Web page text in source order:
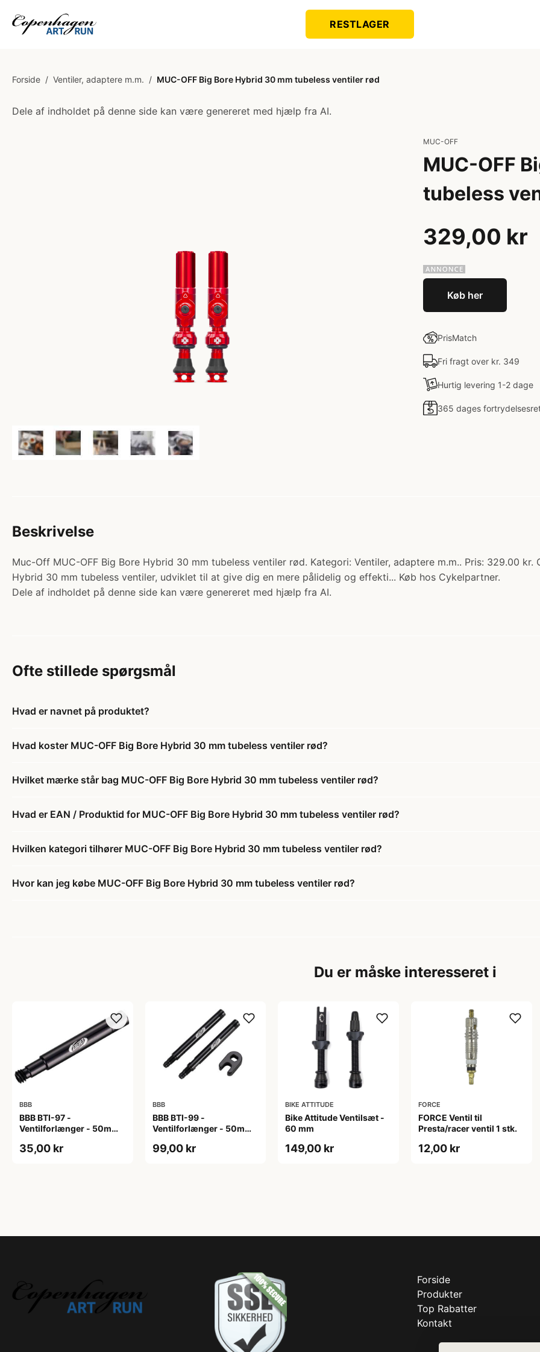
RESTLAGER
Forside / Ventiler, adaptere m.m. / MUC-OFF Big Bore Hybrid 30 mm tubeless ventiler rød
Dele af indholdet på denne side kan være genereret med hjælp fra AI.
MUC-OFF
MUC-OFF
tubeless
329,00 kr
Køb her
PrisMatch
Fri fragt over kr. 349
Hurtig levering 1-2 dage
365 dages
Beskrivelse
Muc-Off MUC-OFF Big Bore Hybrid 30 mm tubeless ventiler rød. Kategori: Ventiler, adaptere m.m.. Pris: 329.00
Hybrid 30 mm tubeless ventiler, udviklet til at give dig en mere pålidelig og effekti... Køb hos Cykelpartner.
Dele af indholdet på denne side kan være genereret med hjælp fra AI.
Ofte stillede spørgsmål
Hvad er navnet på produktet?
Hvad koster MUC-OFF Big Bore Hybrid 30 mm tubeless ventiler rød?
Hvilket mærke står bag MUC-OFF Big Bore Hybrid 30 mm tubeless ventiler rød?
Hvad er EAN / Produktid for MUC-OFF Big Bore Hybrid 30 mm tubeless ventiler rød?
Hvilken kategori tilhører MUC-OFF Big Bore Hybrid 30 mm tubeless ventiler rød?
Hvor kan jeg købe MUC-OFF Big Bore Hybrid 30 mm tubeless ventiler rød?
Du er måske interesseret i
BBB
BBB BTI-97 -
Ventilforlænger - 50mm -
35,00 kr
BBB
BBB BTI-99 -
Ventilforlænger - 50mm -
Nøgle - Sort
99,00 kr
BIKE ATTITUDE
Bike Attitude Ventilsæt -
60 mm
149,00 kr
FORCE
FORCE Ventil til
Presta/racer ventil 1 stk.
12,00 kr
Forside
Produkter
Top Rabatter
Kontakt